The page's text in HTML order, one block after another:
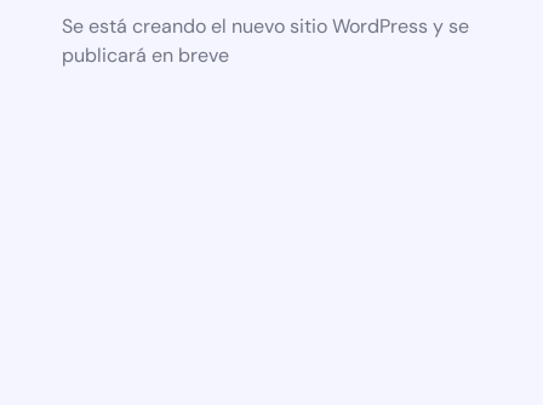
Se está creando el nuevo sitio WordPress y se
publicará en breve